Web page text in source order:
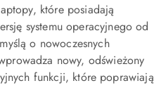
które posiadają
systemu operacyjnego od
o nowoczesnych
nowy, odświeżony
funkcji, które poprawiają